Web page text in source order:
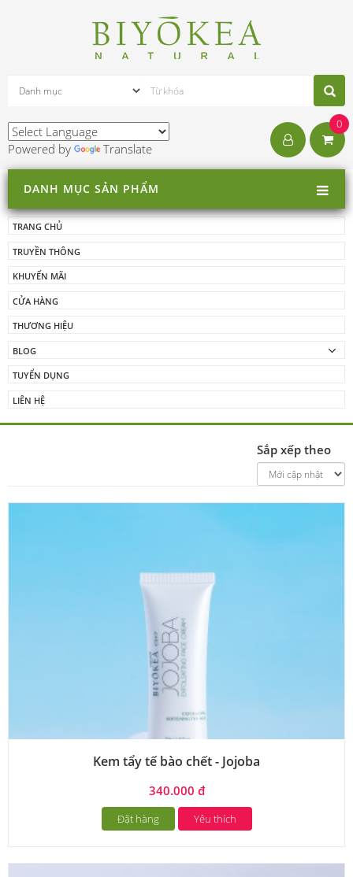
Powered by Translate
0
DANH MỤC SẢN PHẨM
TRANG CHỦ
TRUYỀN THÔNG
KHUYẾN MÃI
CỬA HÀNG
THƯƠNG HIỆU
BLOG
TUYỂN DỤNG
LIÊN HỆ
Sắp xếp theo
Kem tẩy tế bào chết - Jojoba
340.000 đ
Đặt hàng Yêu thích